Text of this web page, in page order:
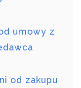
umowy z
od zakupu